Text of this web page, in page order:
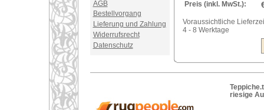
AGB
Bestellvorgang
Lieferung und Zahlung
Widerrufsrecht
Datenschutz
Preis (inkl. MwSt.):
Voraussichtliche
4 - 8 Werktage
riesige